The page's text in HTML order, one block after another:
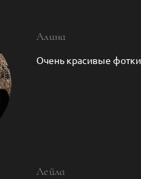
Алина
Очень красивые
Лейла